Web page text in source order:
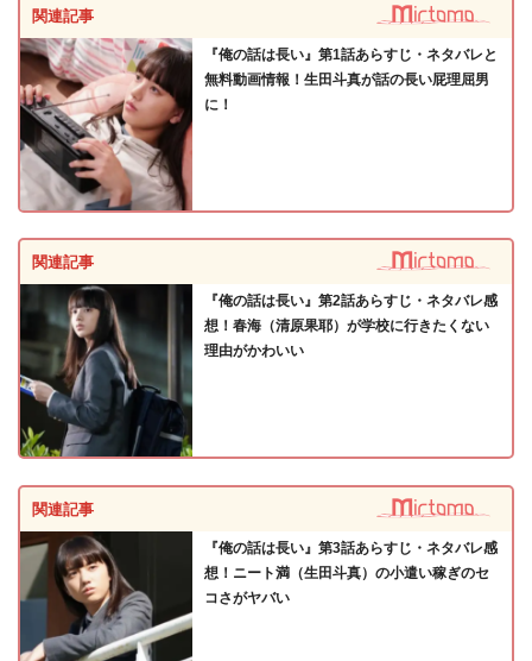
関連記事
『俺の話は長い』第1話あらすじ・ネタバレと
無料動画情報！生田斗真が話の長い屁理屈男
に！
関連記事
『俺の話は長い』第2話あらすじ・ネタバレ感
想！春海（清原果耶）が学校に行きたくない
理由がかわいい
関連記事
『俺の話は長い』第3話あらすじ・ネタバレ感
想！ニート満（生田斗真）の小遣い稼ぎのセ
コさがヤバい